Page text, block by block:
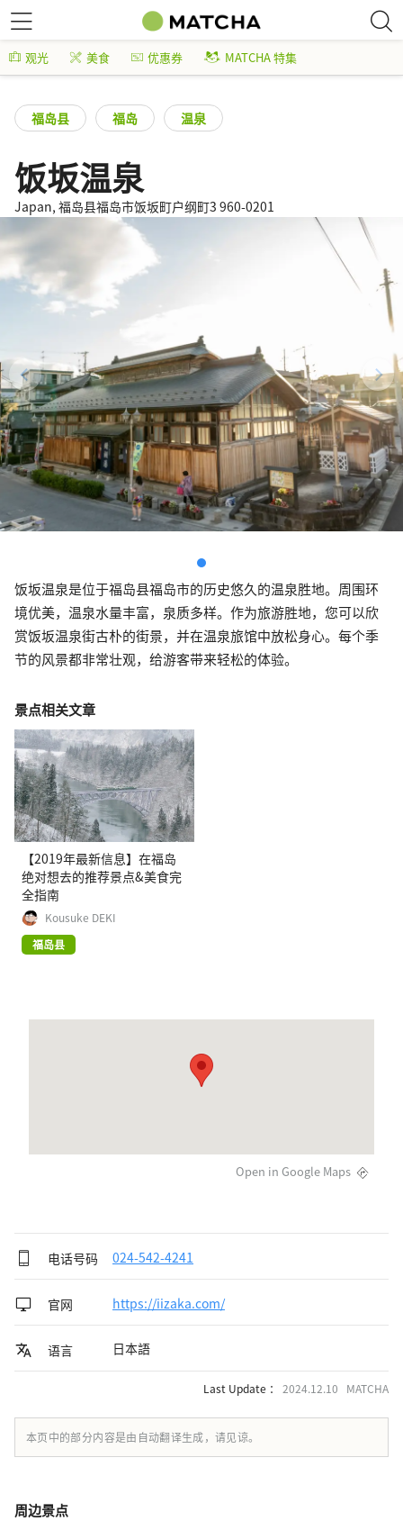
观光 美食 优惠券 MATCHA 特集
福岛县 福岛 温泉
饭坂温泉
Japan, 福岛县福岛市饭坂町户纲町3 960-0201
饭坂温泉是位于福岛县福岛市的历史悠久的温泉胜地。周围环
境优美，温泉水量丰富，泉质多样。作为旅游胜地，您可以欣
赏饭坂温泉街古朴的街景，并在温泉旅馆中放松身心。每个季
节的风景都非常壮观，给游客带来轻松的体验。
景点相关文章
【2019年最新信息】在福岛
绝对想去的推荐景点&美食完
全指南
Kousuke DEKI
福岛县
Open in Google Maps
电话号码 024-542-4241
官网 https://iizaka.com/
语言 日本語
Last Update ： 2024.12.10 MATCHA
本页中的部分内容是由自动翻译生成，请见谅。
周边景点